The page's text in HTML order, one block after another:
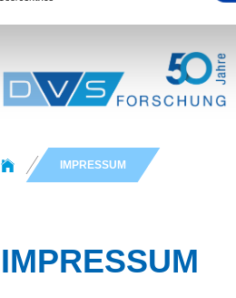
You are here:IMPRESSUM
IMPRESSUM